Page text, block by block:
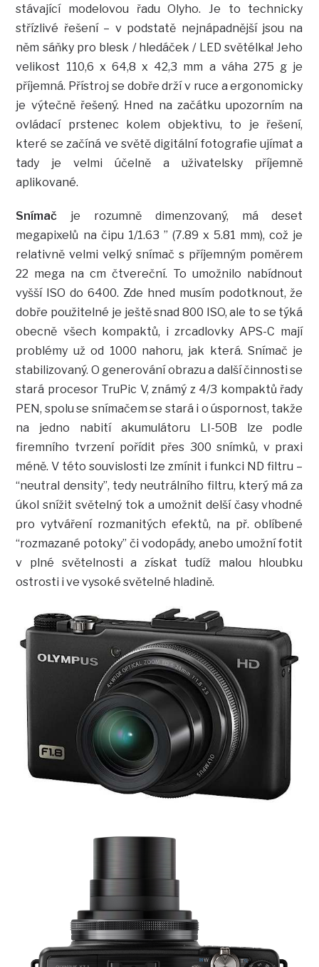
stávající modelovou řadu Olyho. Je to technicky
střízlivé řešení – v podstatě nejnápadnější jsou na
něm sáňky pro blesk / hledáček / LED světélka! Jeho
velikost 110,6 x 64,8 x 42,3 mm a váha 275 g je
příjemná. Přístroj se dobře drží v ruce a ergonomicky
je výtečně řešený. Hned na začátku upozorním na
ovládací prstenec kolem objektivu, to je řešení,
které se začíná ve světě digitální fotografie ujímat a
tady je velmi účelně a uživatelsky příjemně
aplikované.
Snímač je rozumně dimenzovaný, má deset
megapixelů na čipu 1/1.63 ” (7.89 x 5.81 mm), což je
relativně velmi velký snímač s příjemným poměrem
22 mega na cm čtvereční. To umožnilo nabídnout
vyšší ISO do 6400. Zde hned musím podotknout, že
dobře použitelné je ještě snad 800 ISO, ale to se týká
obecně všech kompaktů, i zrcadlovky APS-C mají
problémy už od 1000 nahoru, jak která. Snímač je
stabilizovaný. O generování obrazu a další činnosti se
stará procesor TruPic V, známý z 4/3 kompaktů řady
PEN, spolu se snímačem se stará i o úspornost, takže
na jedno nabití akumulátoru LI-50B lze podle
firemního tvrzení pořídit přes 300 snímků, v praxi
méně. V této souvislosti lze zmínit i funkci ND filtru –
“neutral density”, tedy neutrálního filtru, který má za
úkol snížit světelný tok a umožnit delší časy vhodné
pro vytváření rozmanitých efektů, na př. oblíbené
“rozmazané potoky” či vodopády, anebo umožní fotit
v plné světelnosti a získat tudíž malou hloubku
ostrosti i ve vysoké světelné hladině.